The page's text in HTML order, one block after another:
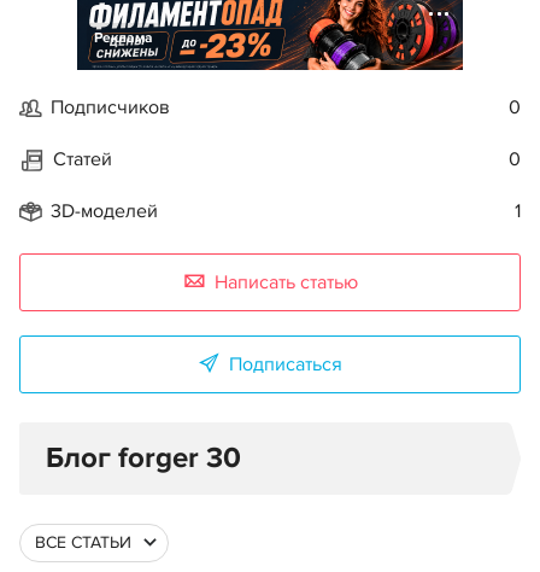
Реклама
Подписчиков 0
Статей 0
3D-моделей 1
Написать статью
Подписаться
Блог forger 30
ВСЕ СТАТЬИ